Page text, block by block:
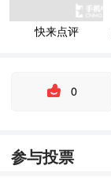
快来点评
0
参与投票